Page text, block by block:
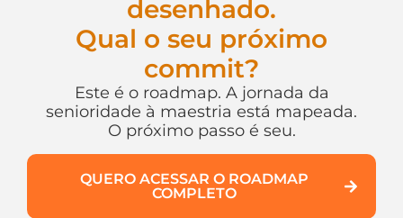
desenhado.
Qual o seu próximo
commit?
Este é o roadmap. A jornada da
senioridade à maestria está mapeada.
O próximo passo é seu.
QUERO ACESSAR O ROADMAP
COMPLETO